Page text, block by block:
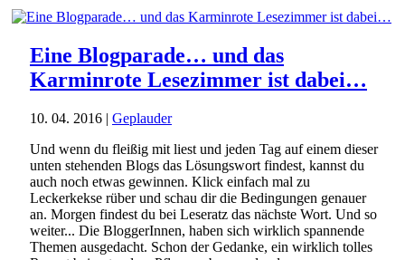
Eine Blogparade… und das
Karminrote Lesezimmer ist dabei…
10. 04. 2016 | Geplauder
Und wenn du fleißig mit liest und jeden Tag auf einem dieser
unten stehenden Blogs das Lösungswort findest, kannst du
auch noch etwas gewinnen. Klick einfach mal zu
Leckerkekse rüber und schau dir die Bedingungen genauer
an. Morgen findest du bei Leseratz das nächste Wort. Und so
weiter... Die BloggerInnen, haben sich wirklich spannende
Themen ausgedacht. Schon der Gedanke, ein wirklich tolles